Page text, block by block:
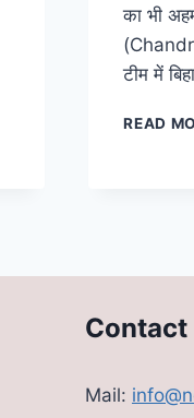
का भी
टीम में
READ
Contact
Mail: